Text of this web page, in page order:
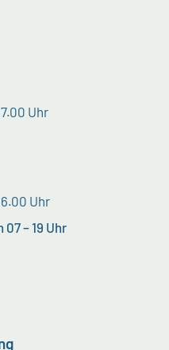
Uhr
Uhr
– 19 Uhr